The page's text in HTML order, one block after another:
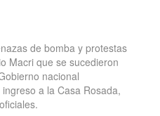
de bomba y protestas
Macri que se sucedieron
nacional
a la Casa Rosada,